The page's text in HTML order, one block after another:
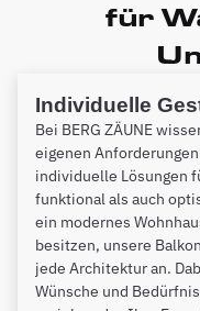
für
Individuelle
Bei BERG ZÄUNE
eigenen
individuelle Lösungen
funktional als auch
ein modernes
besitzen, unsere
jede Architektur an.
Wünsche und